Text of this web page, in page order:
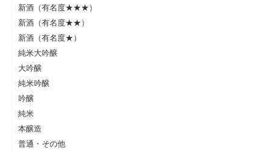
新酒（有名度★★★）
新酒（有名度★★）
新酒（有名度★）
純米大吟醸
大吟醸
純米吟醸
吟醸
純米
本醸造
普通・その他